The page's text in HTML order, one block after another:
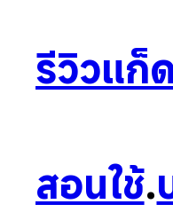
รีวิวแก็
สอนใช้.